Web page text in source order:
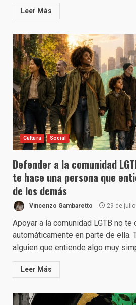
Leer Más
Cultura Social
Defender a la comunidad
te hace una persona que
de los demás
Vincenzo Gambaretto 29 de
Apoyar a la comunidad LGTB no te
automáticamente en parte de ella.
alguien que entiende algo muy
Leer Más